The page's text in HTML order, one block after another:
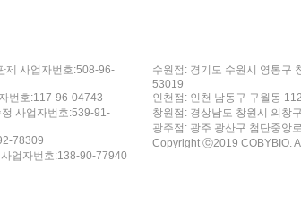
제 사업자번호:508-96-
번호:117-96-04743
사업자번호:539-91-
78309
업자번호:138-90-77940
수원점: 경기도 수원시 영통구
53019
인천점: 인천 남동구 구월동
창원점: 경상남도 창원시 의창
광주점: 광주 광산구 첨단중앙
Copyright ⓒ2019 COBYBIO.